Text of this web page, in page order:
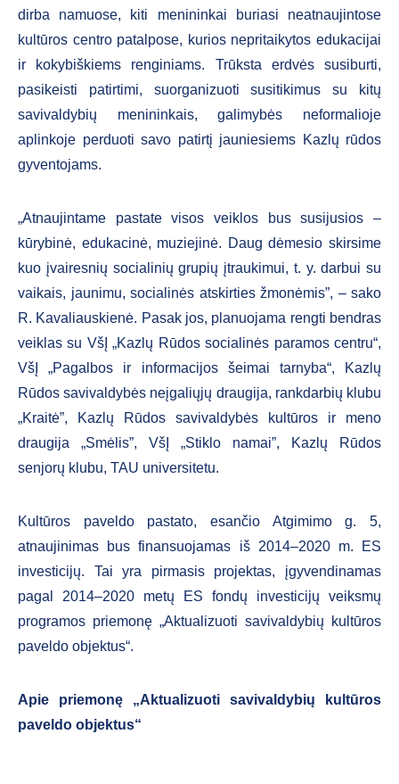
dirba namuose, kiti menininkai buriasi neatnaujintose
kultūros centro patalpose, kurios nepritaikytos edukacijai
ir kokybiškiems renginiams. Trūksta erdvės susiburti,
pasikeisti patirtimi, suorganizuoti susitikimus su kitų
savivaldybių menininkais, galimybės neformalioje
aplinkoje perduoti savo patirtį jauniesiems Kazlų rūdos
gyventojams.
„Atnaujintame pastate visos veiklos bus susijusios –
kūrybinė, edukacinė, muziejinė. Daug dėmesio skirsime
kuo įvairesnių socialinių grupių įtraukimui, t. y. darbui su
vaikais, jaunimu, socialinės atskirties žmonėmis”, – sako
R. Kavaliauskienė. Pasak jos, planuojama rengti bendras
veiklas su VšĮ „Kazlų Rūdos socialinės paramos centru“,
VšĮ „Pagalbos ir informacijos šeimai tarnyba“, Kazlų
Rūdos savivaldybės neįgaliųjų draugija, rankdarbių klubu
„Kraitė”, Kazlų Rūdos savivaldybės kultūros ir meno
draugija „Smėlis”, VšĮ „Stiklo namai”, Kazlų Rūdos
senjorų klubu, TAU universitetu.
Kultūros paveldo pastato, esančio Atgimimo g. 5,
atnaujinimas bus finansuojamas iš 2014–2020 m. ES
investicijų. Tai yra pirmasis projektas, įgyvendinamas
pagal 2014–2020 metų ES fondų investicijų veiksmų
programos priemonę „Aktualizuoti savivaldybių kultūros
paveldo objektus“.
Apie priemonę „Aktualizuoti savivaldybių kultūros
paveldo objektus“